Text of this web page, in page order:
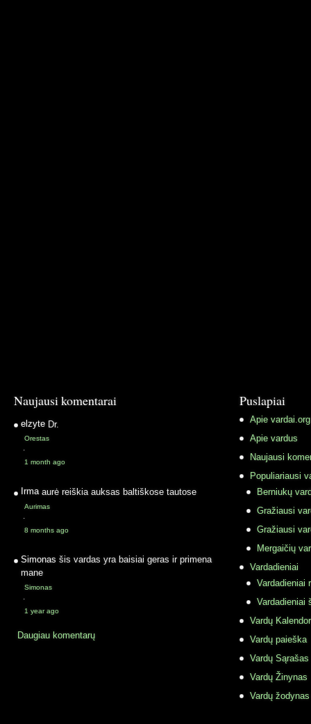
Naujausi komentarai
elzyte Dr.
Orestas
·
1 month ago
Irma aurė reiškia auksas baltiškose tautose
Aurimas
·
8 months ago
Simonas šis vardas yra baisiai geras ir primena
mane
Simonas
·
1 year ago
Daugiau komentarų
Puslapiai
Apie vardai.org
Apie vardus
Naujausi
Populiariausi
Berniukų
Gražiausi
Gražiausi
Mergaičių
Vardadieniai
Vardadieniai
Vardadieniai
Vardų
Vardų paieška
Vardų Sąrašas
Vardų Žinynas
Vardų